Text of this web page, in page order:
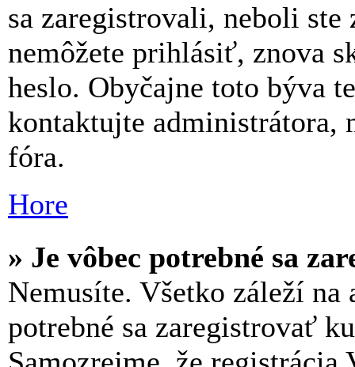
sa zaregistrovali, neboli
nemôžete prihlásiť, znova
heslo. Obyčajne toto býva
kontaktujte administrátora,
fóra.
Hore
» Je vôbec potrebné sa
Nemusíte. Všetko záleží
potrebné sa zaregistrovať